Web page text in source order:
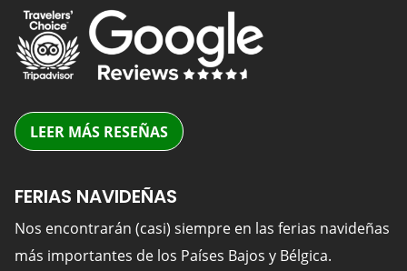
LEER MÁS RESEÑAS
FERIAS NAVIDEÑAS
Nos encontrarán (casi) siempre en las ferias navideñas
más importantes de los Países Bajos y Bélgica.